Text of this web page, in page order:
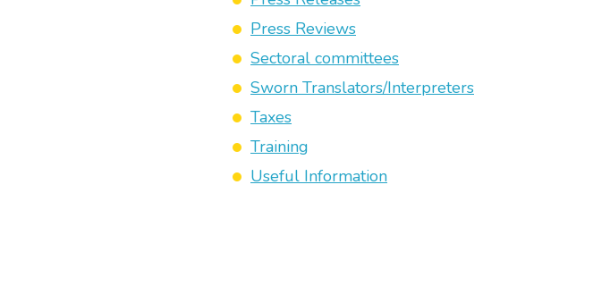
Press Reviews
Sectoral committees
Sworn Translators/Interpreters
Taxes
Training
Useful Information